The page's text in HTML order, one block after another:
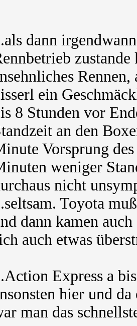
dann
ein
8 Stunden vor
an den
Vorsprung
weniger
nicht
Toyota
dann kamen
auch etwas
Express a
hier und
man das